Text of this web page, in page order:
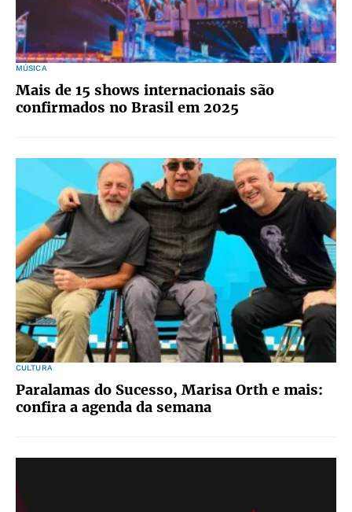
MÚSICA
Mais de 15 shows internacionais são
confirmados no Brasil em 2025
CULTURA
Paralamas do Sucesso, Marisa Orth e mais:
confira a agenda da semana